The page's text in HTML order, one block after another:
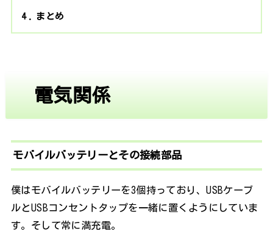
4 まとめ
電気関係
モバイルバッテリーとその接続部品
僕はモバイルバッテリーを3個持っており、USBケーブ
ルとUSBコンセントタップを一緒に置くようにしていま
す。そして常に満充電。